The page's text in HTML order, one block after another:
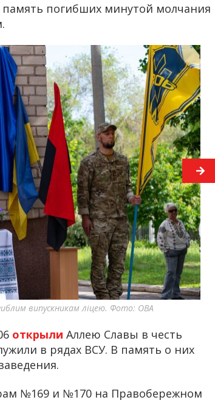
погибших минутой молчания
випускникам ліцею. Фото: ОВА
открыли Аллею Славы в честь
в рядах ВСУ. В память о них
№169 и №170 на Правобережном